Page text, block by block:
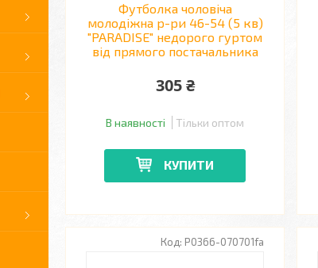
Футболка чоловіча
молодіжна р-ри 46-54 (5 кв)
"PARADISE" недорого гуртом
від прямого постачальника
305 ₴
В наявності Тільки оптом
КУПИТИ
P0366-070701fa